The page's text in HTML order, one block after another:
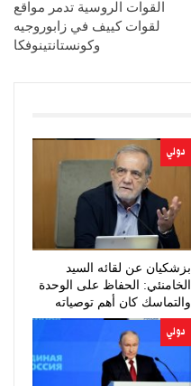
القوات الروسية تدمر مواقع
لقوات كييف في زابوروجيه
وكونستانتينوفكا
دولي
بزشكيان عن لقائه السيد
الخامنئي: الحفاظ على الوحدة
والتماسك كان أهم توصياته
دولي